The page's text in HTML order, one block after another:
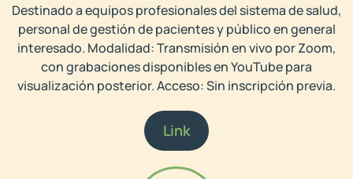
Destinado a equipos profesionales del sistema de salud,
personal de gestión de pacientes y público en general
interesado. Modalidad: Transmisión en vivo por Zoom,
con grabaciones disponibles en YouTube para
visualización posterior. Acceso: Sin inscripción previa.
Link